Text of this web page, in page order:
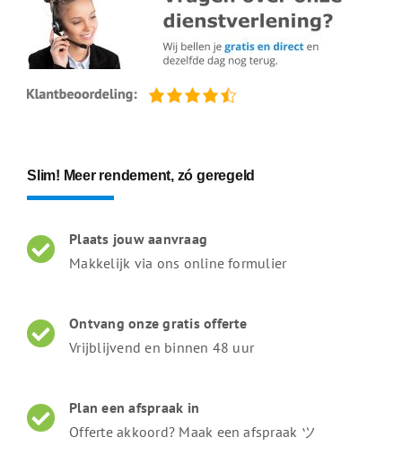
Slim! Meer rendement, zó geregeld
Plaats jouw aanvraag
Makkelijk via ons online formulier
Ontvang onze gratis offerte
Vrijblijvend en binnen 48 uur
Plan een afspraak in
Offerte akkoord? Maak een afspraak ツ